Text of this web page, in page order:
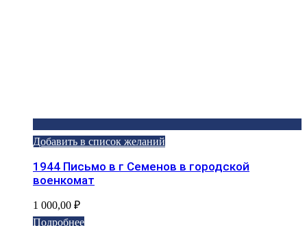
Добавить в список желаний
1944 Письмо в г Семенов в городской
военкомат
1 000,00 ₽
Подробнее